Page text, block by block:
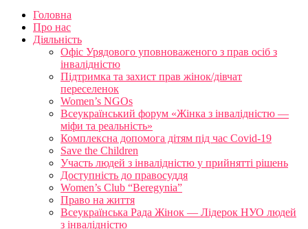
Головна
Про нас
Діяльність
Офіс Урядового уповноваженого з прав осіб з
інвалідністю
Підтримка та захист прав жінок/дівчат
переселенок
Women’s NGOs
Всеукраїнський форум «Жінка з інвалідністю —
міфи та реальність»
Комплексна допомога дітям під час Covid-19
Save the Children
Участь людей з інвалідністю у прийнятті рішень
Доступність до правосуддя
Women’s Club “Beregynia”
Право на життя
Всеукраїнська Рада Жінок — Лідерок НУО людей
з інвалідністю